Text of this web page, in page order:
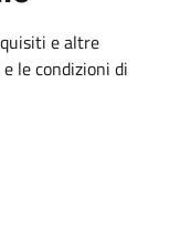
e altre
le condizioni di